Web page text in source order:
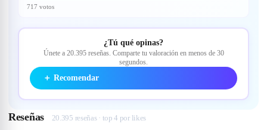
717 votos
¿Tú qué opinas?
Únete a 20.395 reseñas. Comparte tu valoración en menos de 30
segundos.
＋ Recomendar
Reseñas 20.395 reseñas · top 4 por likes